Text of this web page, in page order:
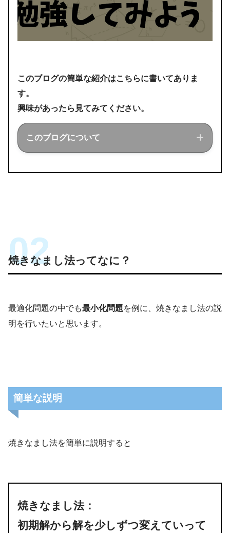
このブログの簡単な紹介はこちらに書いてありま
す。
興味があったら見てみてください。
このブログについて
経営工学（けいえいこうがく、
材料・装置・情報・エネルギーを総合した
明示し、予測し、評価するために、工学的
な分析・設計の原理・方法とともに、数
を利用する。
焼きなまし法ってなに？
最適化問題の中でも最小化問題を例に、焼きなまし法の説
明を行いたいと思います。
簡単な説明
焼きなまし法を簡単に説明すると
焼きなまし法：
初期解から解を少しずつ変えていって